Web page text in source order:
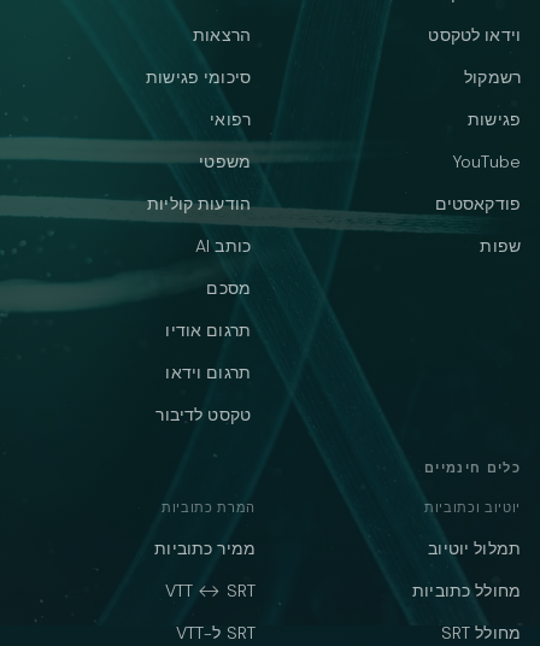
וידאו לטקסט
רשמקול
פגישות
YouTube
פודקאסטים
שפות
הרצאות
סיכומי פגישות
רפואי
משפטי
הודעות קוליות
כותב AI
מסכם
תרגום אודיו
תרגום וידאו
טקסט לדיבור
כלים חינמיים
יוטיוב וכתוביות
תמלול יוטיוב
מחולל כתוביות
מחולל SRT
המרת כתוביות
ממיר כתוביות
VTT ↔ SRT
SRT ל-VTT